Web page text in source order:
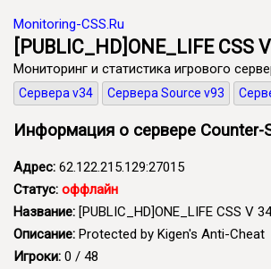
Monitoring-CSS.Ru
[PUBLIC_HD]ONE_LIFE
Мониторинг и статистика игрового
Сервера v34 Сервера Source v93
Информация о сервере Counter-
Адрес: 62.122.215.129:27015
Статус: оффлайн
Название: [PUBLIC_HD]ONE_LIFE CSS V 34
Описание: Protected by Kigen's Anti-Cheat
Игроки: 0 / 48